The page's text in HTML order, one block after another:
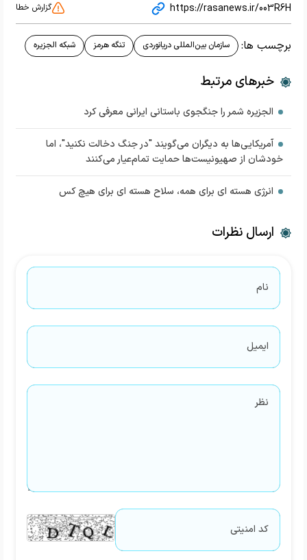
https://rasanews.ir/003R6H گزارش خطا
برچسب ها: سازمان بین‌المللی دریانوردی تنگه هرمز شبکه الجزیره
خبرهای مرتبط
الجزیره شمر را جنگجوی باستانی ایرانی معرفی کرد
آمریکایی‌ها به دیگران می‌گویند "در جنگ دخالت نکنید"، اما
خودشان از صهیونیست‌ها حمایت تمام‌عیار می‌کنند
انرژی هسته ای برای همه، سلاح هسته ای برای هیچ کس
ارسال نظرات